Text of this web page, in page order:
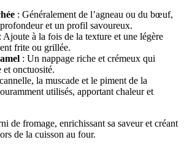
: Généralement de l’agneau ou du bœuf,
et un profil savoureux.
: Ajoute à la fois de la texture et une légère
frite ou grillée.
: Un nappage riche et crémeux qui
et onctuosité.
la muscade et le piment de la
utilisés, apportant chaleur et
de fromage, enrichissant sa saveur et créant
de la cuisson au four.